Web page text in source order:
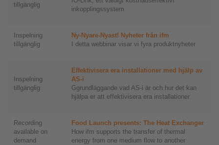
tillgänglig
inkopplingssystem
Inspelning
tillgänglig
Ny-Nyare-Nyast! Nyheter från ifm
I detta webbinar visar vi fyra produktnyheter
Inspelning
tillgänglig
Effektivisera era installationer med hjälp av
AS-i
Ggrundläggande vad AS-i är och hur det kan
hjälpa er att effektivisera era installationer
Recording
available on
demand
Food Launch presents: The Heat Exchanger
How ifm supports the transfer of thermal
energy from one medium flow to another